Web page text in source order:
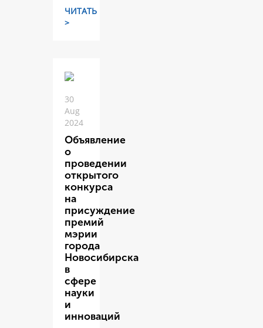
ЧИТАТЬ
>
30
Aug
2024
Объявление
о
проведении
открытого
конкурса
на
присуждение
премий
мэрии
города
Новосибирска
в
сфере
науки
и
инноваций